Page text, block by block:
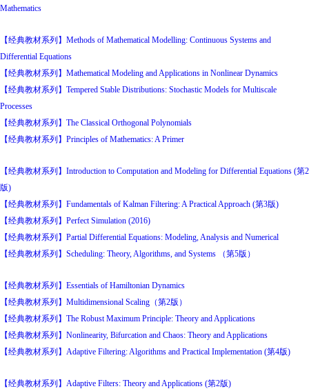
Mathematics
【经典教材系列】Methods of Mathematical Modelling: Continuous Systems and
Differential Equations
【经典教材系列】Mathematical Modeling and Applications in Nonlinear Dynamics
【经典教材系列】Tempered Stable Distributions: Stochastic Models for Multiscale
Processes
【经典教材系列】The Classical Orthogonal Polynomials
【经典教材系列】Principles of Mathematics: A Primer
【经典教材系列】Introduction to Computation and Modeling for Differential Equations (第2
版)
【经典教材系列】Fundamentals of Kalman Filtering: A Practical Approach (第3版)
【经典教材系列】Perfect Simulation (2016)
【经典教材系列】Partial Differential Equations: Modeling, Analysis and Numerical
【经典教材系列】Scheduling: Theory, Algorithms, and Systems （第5版）
【经典教材系列】Essentials of Hamiltonian Dynamics
【经典教材系列】Multidimensional Scaling（第2版）
【经典教材系列】The Robust Maximum Principle: Theory and Applications
【经典教材系列】Nonlinearity, Bifurcation and Chaos: Theory and Applications
【经典教材系列】Adaptive Filtering: Algorithms and Practical Implementation (第4版)
【经典教材系列】Adaptive Filters: Theory and Applications (第2版)